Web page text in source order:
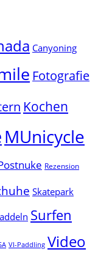
Canyoning
Fotografie
Kochen
MUnicycle
Rezension
Skatepark
Surfen
VI-Paddling Video